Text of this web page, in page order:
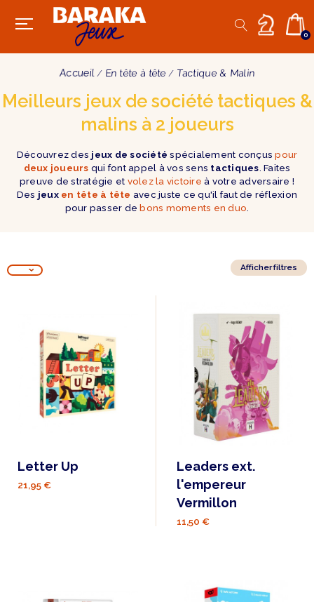
0
Accueil En tête à tête Tactique & Malin
Meilleurs jeux de société tactiques &
malins à 2 joueurs
Découvrez des jeux de société spécialement conçuspour
deux joueurs qui font appel à vos sens tactiques . Faites
preuve de stratégie et volez la victoire à votre adversaire !
Des jeux en tête à tête avec juste ce qu'il faut de réflexion
pour passer de bons moments en duo
Afficher filtres
Letter Up
21,95 €
Leaders ext.
l'empereur
Vermillon
11,50 €